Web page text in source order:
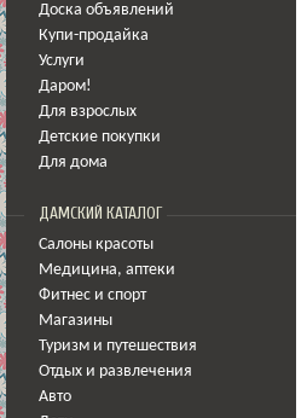
Доска объявлений
Купи-продайка
Услуги
Даром!
Для взрослых
Детские покупки
Для дома
ДАМСКИЙ КАТАЛОГ
Салоны красоты
Медицина, аптеки
Фитнес и спорт
Магазины
Туризм и путешествия
Отдых и развлечения
Авто